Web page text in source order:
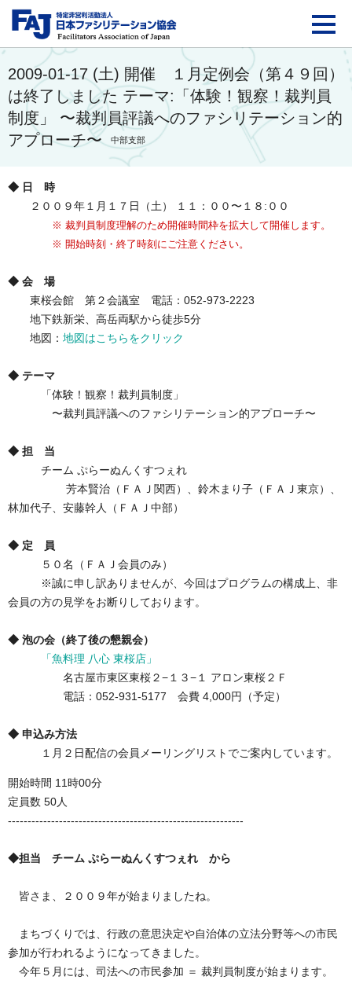
FAJ：特定非営利活動
2009-01-17 (土) 開催 １月定例会（第４９回）
は終了しました テーマ:「体験！観察！裁判員
制度」 〜裁判員評議へのファシリテーション的
アプローチ〜
中部支部
◆ 日 時
２００９年１月１７日（土） １１：００〜１８:００
※ 裁判員制度理解のため開催時間枠を拡大して開催します。
※ 開始時刻・終了時刻にご注意ください。
◆ 会 場
東桜会館 第２会議室 電話：052-973-2223
地下鉄新栄、高岳両駅から徒歩5分
地図： 地図はこちらをクリック
◆ テーマ
「体験！観察！裁判員制度」
〜裁判員評議へのファシリテーション的アプローチ〜
◆ 担 当
チーム ぷらーぬんくすつぇれ
芳本賢治（ＦＡＪ関西）、鈴木まり子（ＦＡＪ東京）、
林加代子、安藤幹人（ＦＡＪ中部）
◆ 定 員
５０名（ＦＡＪ会員のみ）
※誠に申し訳ありませんが、今回はプログラムの構成上、非
会員の方の見学をお断りしております。
◆ 泡の会（終了後の懇親会）
「魚料理 八心 東桜店」
名古屋市東区東桜２−１３−１ アロン東桜２Ｆ
電話：052-931-5177 会費 4,000円（予定）
◆ 申込み方法
１月２日配信の会員メーリングリストでご案内しています。
開始時間 11時00分
定員数 50人
------------------------------------------------------------
◆担当 チーム ぷらーぬんくすつぇれ から
皆さま、２００９年が始まりましたね。
まちづくりでは、行政の意思決定や自治体の立法分野等への市民
参加が行われるようになってきました。
今年５月には、司法への市民参加 ＝ 裁判員制度が始まります。